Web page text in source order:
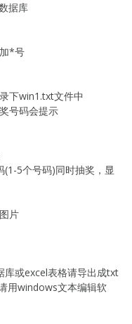
据库
*号
下win1.txt文件中
号码会提示
5个号码)同时抽奖，显
片
库或excel表格请导出成txt
用windows文本编辑软